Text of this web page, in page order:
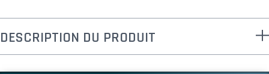
DESCRIPTION DU PRODUIT